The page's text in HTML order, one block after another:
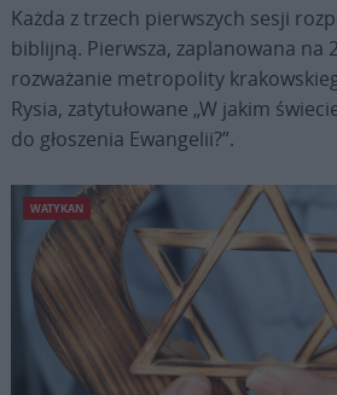
Każda z trzech pierwszych sesji
biblijną. Pierwsza, zaplanowana na
rozważanie metropolity
Rysia, zatytułowane „W jakim
do głoszenia Ewangelii?”.
WATYKAN